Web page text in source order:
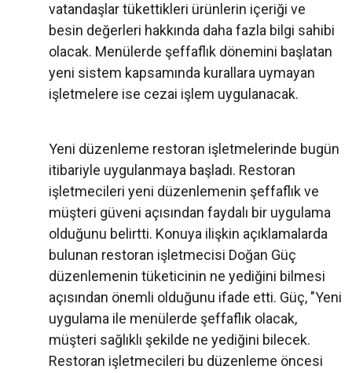
vatandaşlar tükettikleri ürünlerin içeriği ve
besin değerleri hakkında daha fazla bilgi sahibi
olacak. Menülerde şeffaflık dönemini başlatan
yeni sistem kapsamında kurallara uymayan
işletmelere ise cezai işlem uygulanacak.
Yeni düzenleme restoran işletmelerinde bugün
itibariyle uygulanmaya başladı. Restoran
işletmecileri yeni düzenlemenin şeffaflık ve
müşteri güveni açısından faydalı bir uygulama
olduğunu belirtti. Konuya ilişkin açıklamalarda
bulunan restoran işletmecisi Doğan Güç
düzenlemenin tüketicinin ne yediğini bilmesi
açısından önemli olduğunu ifade etti. Güç, "Yeni
uygulama ile menülerde şeffaflık olacak,
müşteri sağlıklı şekilde ne yediğini bilecek.
Restoran işletmecileri bu düzenleme öncesi